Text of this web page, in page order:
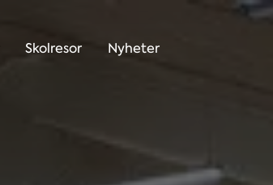
Skolresor Nyheter